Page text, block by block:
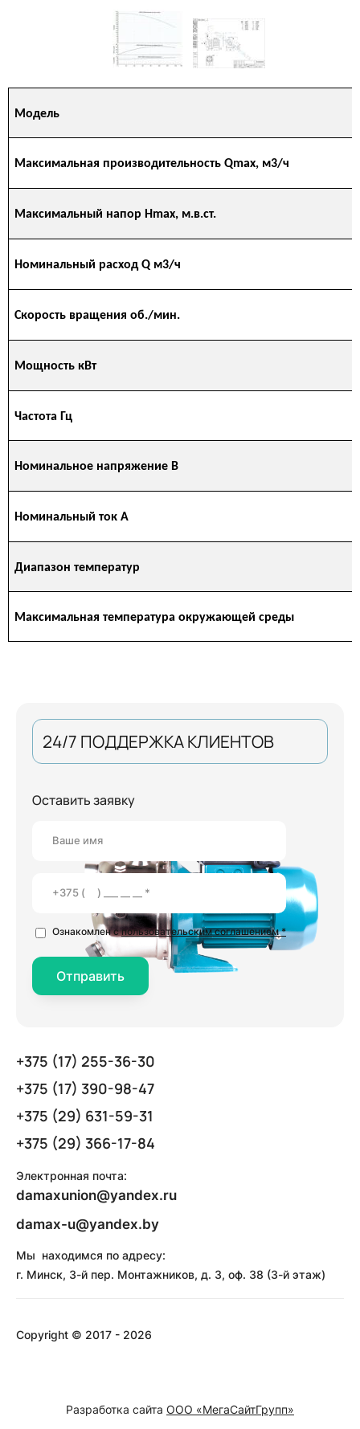
Модель
Максимальная производительность Qmax, м3/ч
Максимальный напор Hmax, м.в.ст.
Номинальный расход Q м3/ч
Скорость вращения об./мин.
Мощность кВт
Частота Гц
Номинальное напряжение В
Номинальный ток А
Диапазон температур
Максимальная температура окружающей среды
24/7 ПОДДЕРЖКА КЛИЕНТОВ
Оставить заявку
Ознакомлен спользовательским соглашением *
Отправить
+375 (17) 255-36-30
+375 (17) 390-98-47
+375 (29) 631-59-31
+375 (29) 366-17-84
Электронная почта:
damaxunion@yandex.ru
damax-u@yandex.by
Мы находимся по адресу:
г. Минск, 3-й пер. Монтажников, д. 3, оф. 38 (3-й этаж)
Copyright © 2017 - 2026
Разработка сайта ООО «МегаСайтГрупп»